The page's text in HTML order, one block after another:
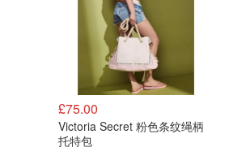
£75.00
Victoria Secret 粉色条纹绳柄
托特包